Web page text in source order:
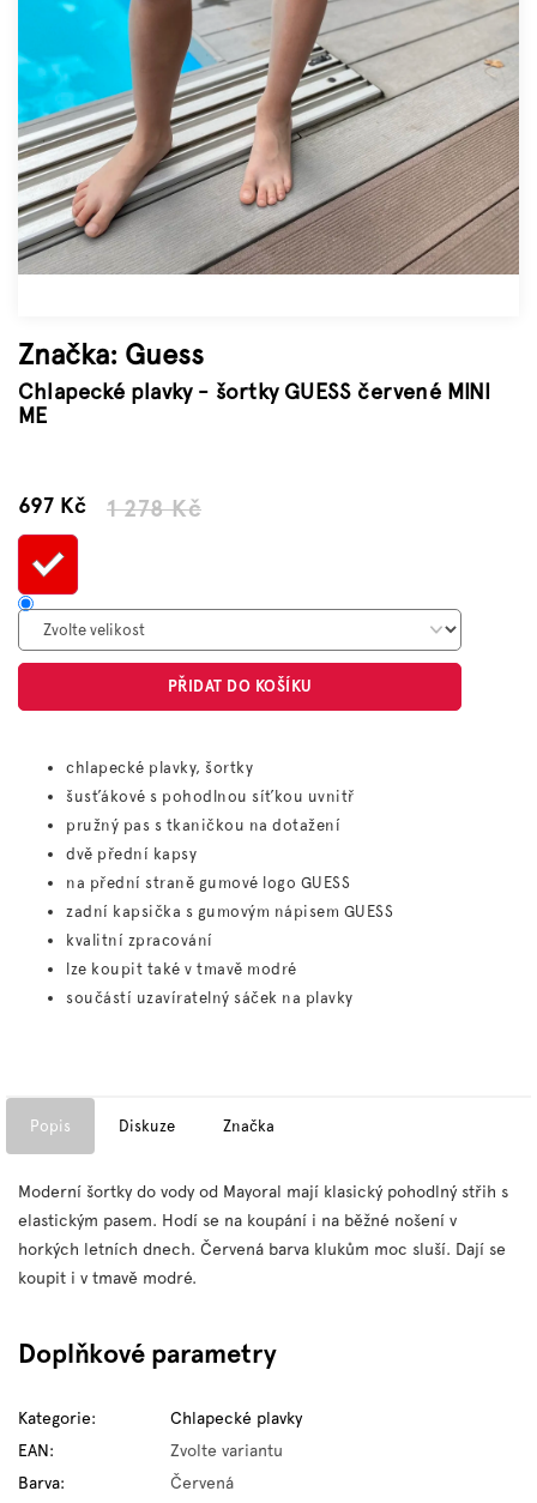
Měna
(CZK)
Přihlášení
Značka: Guess
Chlapecké plavky - šortky GUESS červené MINI
ME
1 278 Kč
697 KčMěrná
PŘIDAT DO KOŠÍKU
chlapecké plavky, šortky
šusťákové s pohodlnou síťkou uvnitř
pružný pas s tkaničkou na dotažení
dvě přední kapsy
na přední straně gumové logo GUESS
zadní kapsička s gumovým nápisem GUESS
kvalitní zpracování
lze koupit také v tmavě modré
součástí uzavíratelný sáček na plavky
Popis Diskuze Značka
Moderní šortky do vody od Mayoral mají klasický pohodlný střih s
elastickým pasem. Hodí se na koupání i na běžné nošení v
horkých letních dnech. Červená barva klukům moc sluší. Dají se
koupit i v tmavě modré.
Doplňkové parametry
Kategorie:
Chlapecké plavky
EAN:
Zvolte variantu
Barva:
Červená